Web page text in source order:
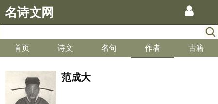
名诗文网
首页 诗文 名句 作者 古籍
范成大